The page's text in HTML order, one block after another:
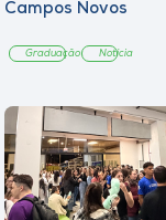
Campos Novos
Graduação Notícia